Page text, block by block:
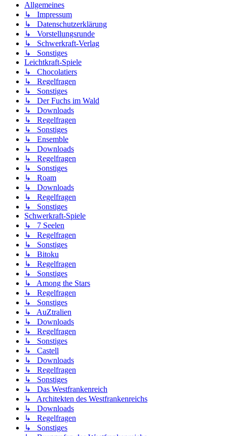
Allgemeines
↳ Impressum
↳ Datenschutzerklärung
↳ Vorstellungsrunde
↳ Schwerkraft-Verlag
↳ Sonstiges
Leichtkraft-Spiele
↳ Chocolatiers
↳ Regelfragen
↳ Sonstiges
↳ Der Fuchs im Wald
↳ Downloads
↳ Regelfragen
↳ Sonstiges
↳ Ensemble
↳ Downloads
↳ Regelfragen
↳ Sonstiges
↳ Roam
↳ Downloads
↳ Regelfragen
↳ Sonstiges
Schwerkraft-Spiele
↳ 7 Seelen
↳ Regelfragen
↳ Sonstiges
↳ Bitoku
↳ Regelfragen
↳ Sonstiges
↳ Among the Stars
↳ Regelfragen
↳ Sonstiges
↳ AuZtralien
↳ Downloads
↳ Regelfragen
↳ Sonstiges
↳ Castell
↳ Downloads
↳ Regelfragen
↳ Sonstiges
↳ Das Westfrankenreich
↳ Architekten des Westfrankenreichs
↳ Downloads
↳ Regelfragen
↳ Sonstiges